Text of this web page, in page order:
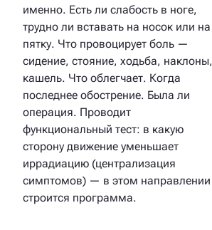
именно. Есть ли слабость в ноге,
трудно ли вставать на носок или на
пятку. Что провоцирует боль —
сидение, стояние, ходьба, наклоны,
кашель. Что облегчает. Когда
последнее обострение. Была ли
операция. Проводит
функциональный тест: в какую
сторону движение уменьшает
иррадиацию (централизация
симптомов) — в этом направлении
строится программа.